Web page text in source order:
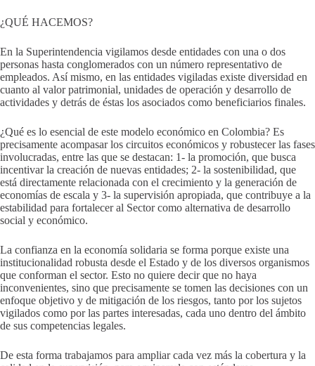
¿QUÉ HACEMOS?
En la Superintendencia vigilamos desde entidades con una o dos
personas hasta conglomerados con un número representativo de
empleados. Así mismo, en las entidades vigiladas existe diversidad en
cuanto al valor patrimonial, unidades de operación y desarrollo de
actividades y detrás de éstas los asociados como beneficiarios finales.
¿Qué es lo esencial de este modelo económico en Colombia? Es
precisamente acompasar los circuitos económicos y robustecer las fases
involucradas, entre las que se destacan: 1- la promoción, que busca
incentivar la creación de nuevas entidades; 2- la sostenibilidad, que
está directamente relacionada con el crecimiento y la generación de
economías de escala y 3- la supervisión apropiada, que contribuye a la
estabilidad para fortalecer al Sector como alternativa de desarrollo
social y económico.
La confianza en la economía solidaria se forma porque existe una
institucionalidad robusta desde el Estado y de los diversos organismos
que conforman el sector. Esto no quiere decir que no haya
inconvenientes, sino que precisamente se tomen las decisiones con un
enfoque objetivo y de mitigación de los riesgos, tanto por los sujetos
vigilados como por las partes interesadas, cada uno dentro del ámbito
de sus competencias legales.
De esta forma trabajamos para ampliar cada vez más la cobertura y la